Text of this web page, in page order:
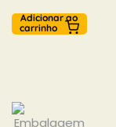
Adicionar ao
carrinho